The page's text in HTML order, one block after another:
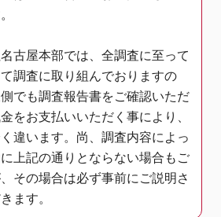
古屋本部では、全調査に至って
調査に取り組んでおりますの
でも調査報告書をご確認いただ
をお支払いいただく事により、
違います。尚、調査内容によっ
上記の通りとならない場合もご
その場合は必ず事前にご説明さ
ます。